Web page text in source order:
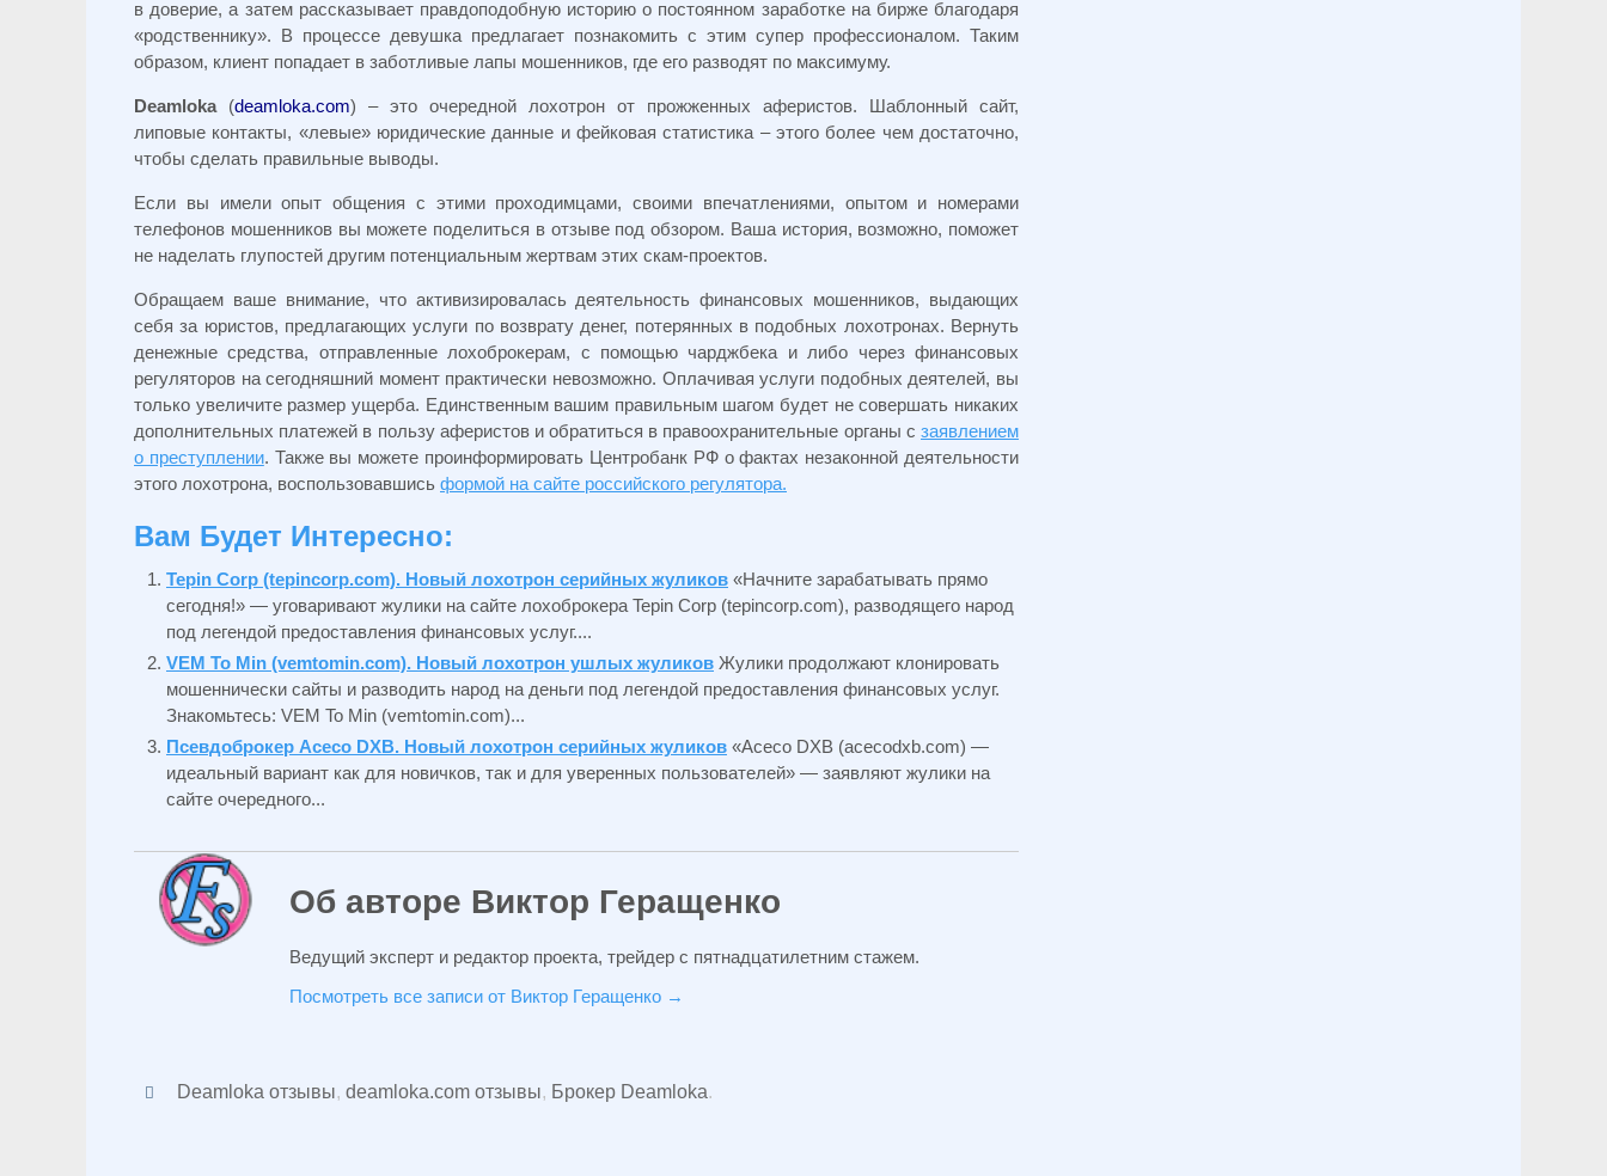
в доверие, а затем рассказывает правдоподобную историю о постоянном заработке на бирже благодаря
«родственнику». В процессе девушка предлагает познакомить с этим супер профессионалом. Таким
образом, клиент попадает в заботливые лапы мошенников, где его разводят по максимуму.
Deamloka(deamloka.com) – это очередной лохотрон от прожженных аферистов. Шаблонный сайт,
липовые контакты, «левые» юридические данные и фейковая статистика – этого более чем достаточно,
чтобы сделать правильные выводы.
Если вы имели опыт общения с этими проходимцами, своими впечатлениями, опытом и номерами
телефонов мошенников вы можете поделиться в отзыве под обзором. Ваша история, возможно, поможет
не наделать глупостей другим потенциальным жертвам этих скам-проектов.
Обращаем ваше внимание, что активизировалась деятельность финансовых мошенников, выдающих
себя за юристов, предлагающих услуги по возврату денег, потерянных в подобных лохотронах. Вернуть
денежные средства, отправленные лохоброкерам, с помощью чарджбека и либо через финансовых
регуляторов на сегодняшний момент практически невозможно. Оплачивая услуги подобных деятелей, вы
только увеличите размер ущерба. Единственным вашим правильным шагом будет не совершать никаких
дополнительных платежей в пользу аферистов и обратиться в правоохранительные органы с заявлением
о преступлении. Также вы можете проинформировать Центробанк РФ о фактах незаконной деятельности
этого лохотрона, воспользовавшись формой на сайте российского регулятора.
Вам Будет Интересно:
Tepin Corp (tepincorp.com). Новый лохотрон серийных жуликов «Начните зарабатывать прямо
сегодня!» — уговаривают жулики на сайте лохоброкера Tepin Corp (tepincorp.com), разводящего народ
под легендой предоставления финансовых услуг....
VEM To Min (vemtomin.com). Новый лохотрон ушлых жуликов Жулики продолжают клонировать
мошеннически сайты и разводить народ на деньги под легендой предоставления финансовых услуг.
Знакомьтесь: VEM To Min (vemtomin.com)...
Псевдоброкер Aceco DXB. Новый лохотрон серийных жуликов «Aceco DXB (acecodxb.com) —
идеальный вариант как для новичков, так и для уверенных пользователей» — заявляют жулики на
сайте очередного...
Об авторе Виктор Геращенко
Ведущий эксперт и редактор проекта, трейдер с пятнадцатилетним стажем.
Посмотреть все записи от Виктор Геращенко →
Deamloka отзывы, deamloka.com отзывы, Брокер Deamloka.